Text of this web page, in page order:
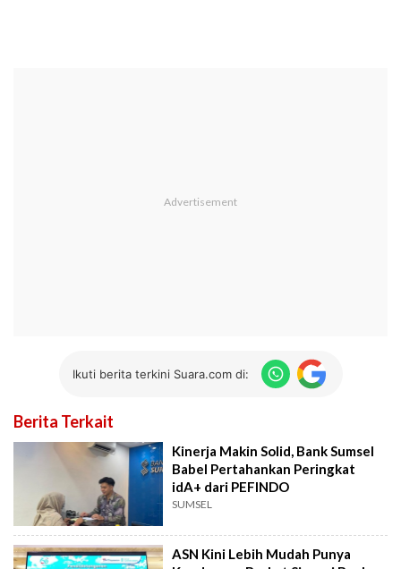
Ikuti berita terkini Suara.com di:
Berita Terkait
Kinerja Makin Solid, Bank Sumsel
Babel Pertahankan Peringkat
idA+ dari PEFINDO
SUMSEL
ASN Kini Lebih Mudah Punya